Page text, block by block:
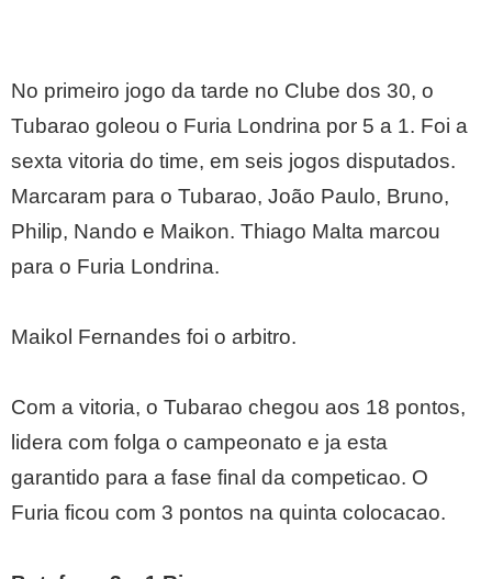
No primeiro jogo da tarde no Clube dos 30, o
Tubarao goleou o Furia Londrina por 5 a 1. Foi a
sexta vitoria do time, em seis jogos disputados.
Marcaram para o Tubarao, João Paulo, Bruno,
Philip, Nando e Maikon. Thiago Malta marcou
para o Furia Londrina.
Maikol Fernandes foi o arbitro.
Com a vitoria, o Tubarao chegou aos 18 pontos,
lidera com folga o campeonato e ja esta
garantido para a fase final da competicao. O
Furia ficou com 3 pontos na quinta colocacao.